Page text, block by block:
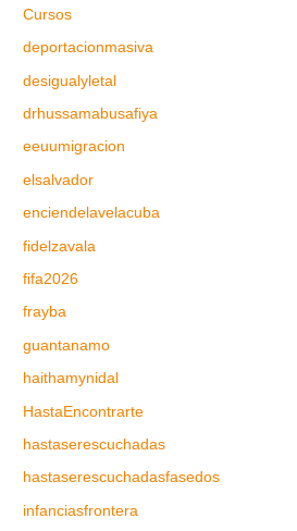
Cursos
deportacionmasiva
desigualyletal
drhussamabusafiya
eeuumigracion
elsalvador
enciendelavelacuba
fidelzavala
fifa2026
frayba
guantanamo
haithamynidal
HastaEncontrarte
hastaserescuchadas
hastaserescuchadasfasedos
infanciasfrontera